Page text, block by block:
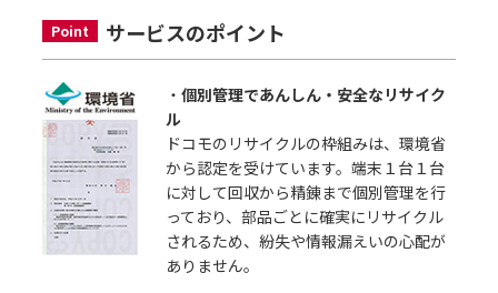
Point サービスのポイント
・ 個別管理であんしん・安全なリサイク
ル
ドコモのリサイクルの枠組みは、環境省
から認定を受けています。端末１台１台
に対して回収から精錬まで個別管理を行
っており、部品ごとに確実にリサイクル
されるため、紛失や情報漏えいの心配が
ありません。